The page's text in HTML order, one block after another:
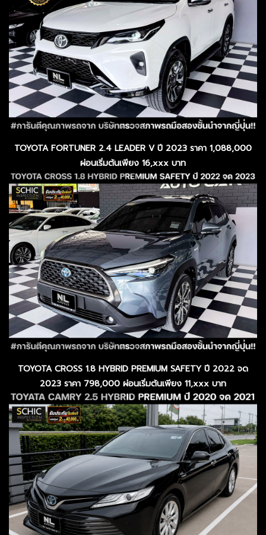
TOYOTA FORTUNER 2.4 LEADER V ปี 2023 ราคา 1,088,000
ผ่อนเริ่มต้นเพียง 16,xxx บาท
TOYOTA CROSS 1.8 HYBRID PREMIUM SAFETY ปี 2022 จด
2023 ราคา 798,000 ผ่อนเริ่มต้นเพียง 11,xxx บาท